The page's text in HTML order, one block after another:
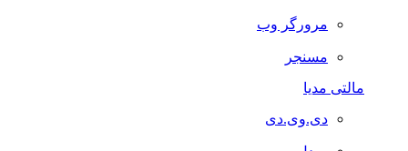
مرورگر وب
مسنجر
مالتی مدیا
دی.وی.دی